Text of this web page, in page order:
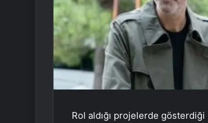
Rol aldığı projelerde